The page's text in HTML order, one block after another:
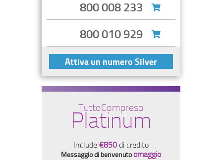
800 008 233
800 010 929
Attiva un numero Silver
TuttoCompreso
Platinum
Include€850di credito
Messaggio di benvenutoomaggio